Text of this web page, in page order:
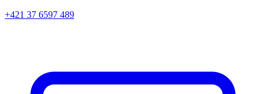
+421 37 6597 489